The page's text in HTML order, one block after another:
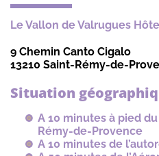
Le Vallon de Valrugues
9 Chemin Canto Cigalo
13210 Saint-Rémy-de-
Situation
A 10 minutes à pied
Rémy-de-Provence
A 10 minutes de